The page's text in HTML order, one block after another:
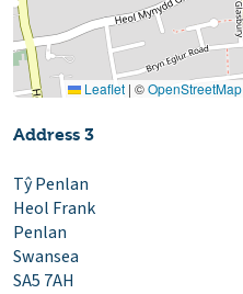
Leaflet | ©OpenStreetMap
Address 3
Tŷ Penlan
Heol Frank
Penlan
Swansea
SA5 7AH